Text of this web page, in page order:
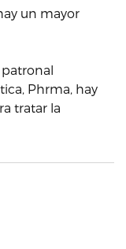
un mayor
patronal
Phrma, hay
tratar la